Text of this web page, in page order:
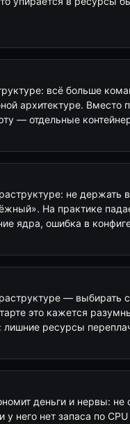
всё больше
архитектуре. Вместо
— отдельные
не держать
На практике
ядра, ошибка в
— выбирать
это кажется
ресурсы
деньги и нервы: не
него нет запаса по CPU